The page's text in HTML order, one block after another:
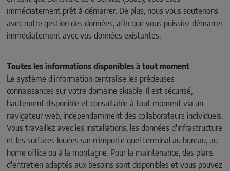
immédiatement prêt à démarrer. De plus, nous vous soutenons
avec notre gestion des données, afin que vous puissiez démarrer
immédiatement avec vos données existantes.
Toutes les informations disponibles à tout moment
Le système d'information centralise les précieuses
connaissances sur votre domaine skiable. Il est sécurisé,
hautement disponible et consultable à tout moment via un
navigateur web, indépendamment des collaborateurs individuels.
Vous travaillez avec les installations, les données d'infrastructure
et les surfaces louées sur n'importe quel terminal au bureau, au
home office ou à la montagne. Pour la maintenance, des plans
d'entretien adaptés aux besoins sont disponibles et vous pouvez